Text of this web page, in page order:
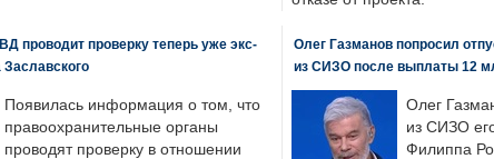
проводит проверку теперь уже экс-
Появилась информация о том, что
правоохранительные органы
проводят проверку в отношении
Олег Газманов попросил
из СИЗО после выплаты 12
Олег
из СИЗО
Филиппа